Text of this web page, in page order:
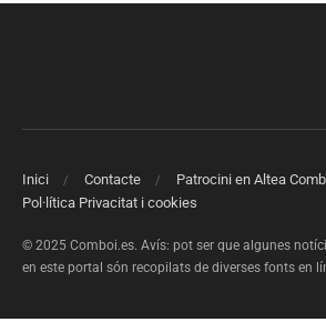
Inici Contacte
Patrocini en Altea
Pol·lítica Privacitat i cookies
© 2025 Comboi.es. Avís: pot ser que algunes
en este portal són recopilats de diverses fonts en